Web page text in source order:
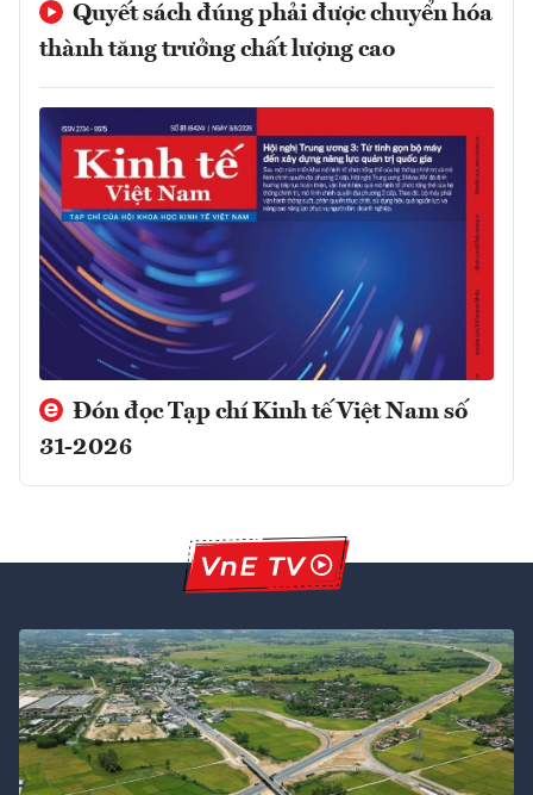
Quyết sách đúng phải được chuyển hóa
thành tăng trưởng chất lượng cao
Đón đọc Tạp chí Kinh tế Việt Nam số
31-2026